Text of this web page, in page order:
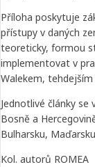
Příloha poskytuje
přístupy v daných
teoreticky, formou
implementovat v
Walekem,
Jednotlivé články se
Bosně a
Bulharsku,
Kol. autorů ROMEA